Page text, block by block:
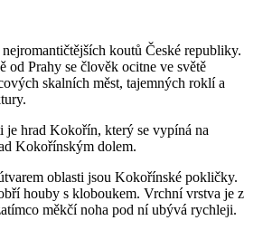
koutů České republiky.
od Prahy se člověk ocitne ve světě
skalních měst, tajemných roklí a
je hrad Kokořín, který se vypíná na
Kokořínským dolem.
oblasti jsou Kokořínské pokličky.
houby s kloboukem. Vrchní vrstva je z
měkčí noha pod ní ubývá rychleji.